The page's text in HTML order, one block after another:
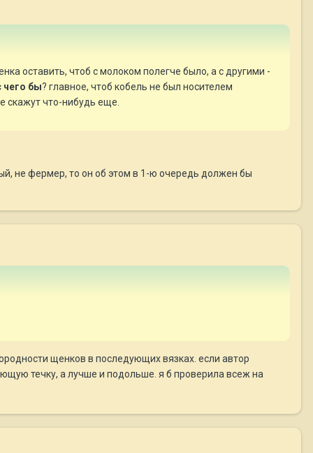
оставить, чтоб с молоком полегче было, а с другими -
чего бы? главное, чтоб кобель не был носителем
скажут что-нибудь еще.
не фермер, то он об этом в 1-ю очередь должен бы
щенков в последующих вязках. если автор
течку, а лучше и подольше. я б проверила всеж на